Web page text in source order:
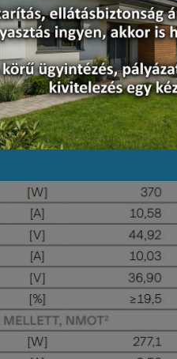
kialakításuk és